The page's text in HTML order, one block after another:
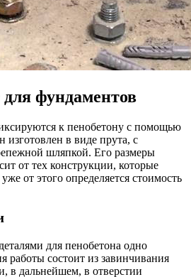
фундаментов
к пенобетону с помощью
в виде прута, с
шляпкой. Его размеры
от тех конструкции, которые
от этого определяется стоимость
для пенобетона одно
работы состоит из завинчивания
в дальнейшем, в отверстии